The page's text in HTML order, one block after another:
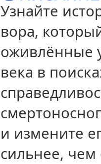
Узнайте
вора,
оживлённые
века в
и измените
сильнее,